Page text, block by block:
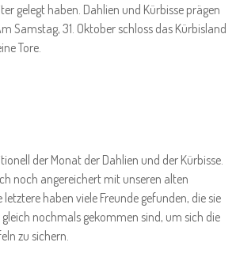
gelegt haben. Dahlien und Kürbisse prägen
Samstag, 31. Oktober schloss das Kürbisland
Tore.
der Monat der Dahlien und der Kürbisse.
noch angereichert mit unseren alten
haben viele Freunde gefunden, die sie
nochmals gekommen sind, um sich die
zu sichern.